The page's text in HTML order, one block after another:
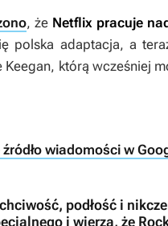
, że Netflix pracuje
polska adaptacja, a
którą wcześniej
wiadomości w
podłość i
i wierzą, że